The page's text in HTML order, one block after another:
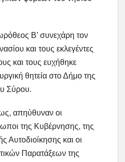
Β’ συνεχάρη τον
και τους εκλεγέντες
και τους ευχήθηκε
θητεία στο Δήμο της
Σύρου.
απηύθυναν οι
της Κυβέρνησης, της
Αυτοδιοίκησης και οι
Παρατάξεων της